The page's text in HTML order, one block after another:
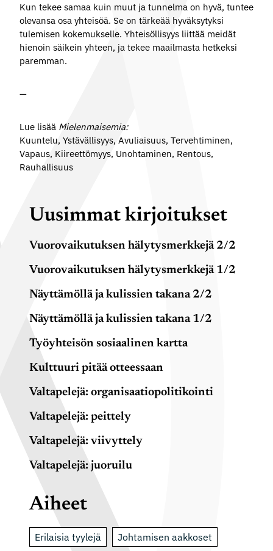
Kun tekee samaa kuin muut ja tunnelma on hyvä, tuntee
olevansa osa yhteisöä. Se on tärkeää hyväksytyksi
tulemisen kokemukselle. Yhteisöllisyys liittää meidät
hienoin säikein yhteen, ja tekee maailmasta hetkeksi
paremman.
—
Lue lisää Mielenmaisemia:
Kuuntelu, Ystävällisyys, Avuliaisuus, Tervehtiminen,
Vapaus, Kiireettömyys, Unohtaminen, Rentous,
Rauhallisuus
Uusimmat kirjoitukset
Vuorovaikutuksen hälytysmerkkejä 2/2
Vuorovaikutuksen hälytysmerkkejä 1/2
Näyttämöllä ja kulissien takana 2/2
Näyttämöllä ja kulissien takana 1/2
Työyhteisön sosiaalinen kartta
Kulttuuri pitää otteessaan
Valtapelejä: organisaatiopolitikointi
Valtapelejä: peittely
Valtapelejä: viivyttely
Valtapelejä: juoruilu
Aiheet
Erilaisia tyylejä Johtamisen aakkoset